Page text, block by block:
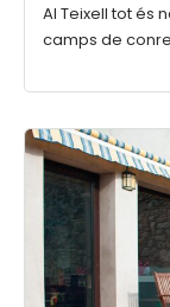
Al Teixell tot és
camps de